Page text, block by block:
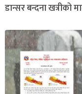
डान्सर बन्दना खत्रीको